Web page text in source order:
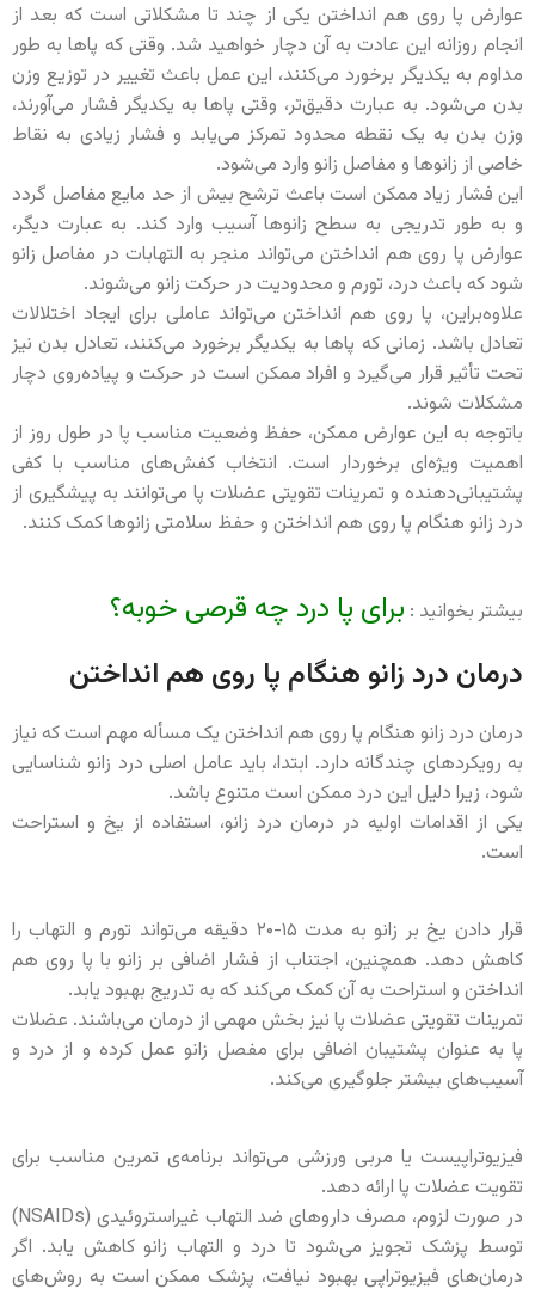
عوارض پا روی هم انداختن یکی از چند تا مشکلاتی است که بعد از
انجام روزانه این عادت به آن دچار خواهید شد. وقتی که پاها به طور
مداوم به یکدیگر برخورد می‌کنند، این عمل باعث تغییر در توزیع وزن
بدن می‌شود. به عبارت دقیق‌تر، وقتی پاها به یکدیگر فشار می‌آورند،
وزن بدن به یک نقطه محدود تمرکز می‌یابد و فشار زیادی به نقاط
خاصی از زانوها و مفاصل زانو وارد می‌شود.
این فشار زیاد ممکن است باعث ترشح بیش از حد مایع مفاصل گردد
و به طور تدریجی به سطح زانوها آسیب وارد کند. به عبارت دیگر،
عوارض پا روی هم انداختن می‌تواند منجر به التهابات در مفاصل زانو
شود که باعث درد، تورم و محدودیت در حرکت زانو می‌شوند.
علاوه‌براین، پا روی هم انداختن می‌تواند عاملی برای ایجاد اختلالات
تعادل باشد. زمانی که پاها به یکدیگر برخورد می‌کنند، تعادل بدن نیز
تحت تأثیر قرار می‌گیرد و افراد ممکن است در حرکت و پیاده‌روی دچار
مشکلات شوند.
باتوجه به این عوارض ممکن، حفظ وضعیت مناسب پا در طول روز از
اهمیت ویژه‌ای برخوردار است. انتخاب کفش‌های مناسب با کفی
پشتیبانی‌دهنده و تمرینات تقویتی عضلات پا می‌توانند به پیشگیری از
درد زانو هنگام پا روی هم انداختن و حفظ سلامتی زانوها کمک کنند.
بیشتر بخوانید : برای پا درد چه قرصی خوبه؟
درمان درد زانو هنگام پا روی هم انداختن
درمان درد زانو هنگام پا روی هم انداختن یک مسأله مهم است که نیاز
به رویکردهای چندگانه دارد. ابتدا، باید عامل اصلی درد زانو شناسایی
شود، زیرا دلیل این درد ممکن است متنوع باشد.
یکی از اقدامات اولیه در درمان درد زانو، استفاده از یخ و استراحت
است.
قرار دادن یخ بر زانو به مدت ۱۵-۲۰ دقیقه می‌تواند تورم و التهاب را
کاهش دهد. همچنین، اجتناب از فشار اضافی بر زانو با پا روی هم
انداختن و استراحت به آن کمک می‌کند که به تدریج بهبود یابد.
تمرینات تقویتی عضلات پا نیز بخش مهمی از درمان می‌باشند. عضلات
پا به عنوان پشتیبان اضافی برای مفصل زانو عمل کرده و از درد و
آسیب‌های بیشتر جلوگیری می‌کند.
فیزیوتراپیست یا مربی ورزشی می‌تواند برنامه‌ی تمرین مناسب برای
تقویت عضلات پا ارائه دهد.
در صورت لزوم، مصرف داروهای ضد التهاب غیراستروئیدی (NSAIDs)
توسط پزشک تجویز می‌شود تا درد و التهاب زانو کاهش یابد. اگر
درمان‌های فیزیوتراپی بهبود نیافت، پزشک ممکن است به روش‌های